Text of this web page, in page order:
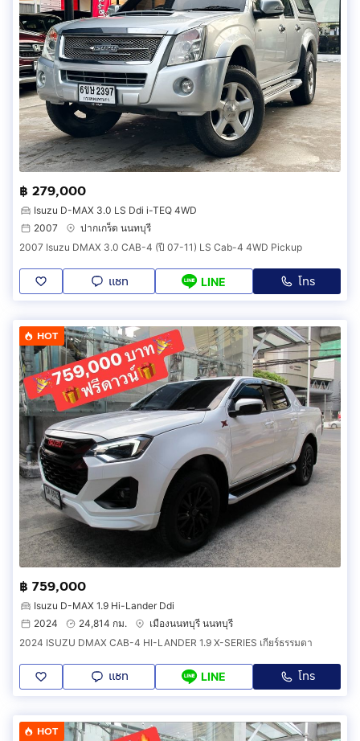
฿ 279,000
Isuzu D-MAX 3.0 LS Ddi i-TEQ 4WD
2007
ปากเกร็ด นนทบุรี
2007 Isuzu DMAX 3.0 CAB-4 (ปี 07-11) LS Cab-4 4WD Pickup
แชท LINE โทร
HOT
฿ 759,000
Isuzu D-MAX 1.9 Hi-Lander Ddi
2024
24,814 กม.
เมืองนนทบุรี นนทบุรี
2024 ISUZU DMAX CAB-4 HI-LANDER 1.9 X-SERIES เกียร์ธรรมดา
แชท LINE โทร
HOT